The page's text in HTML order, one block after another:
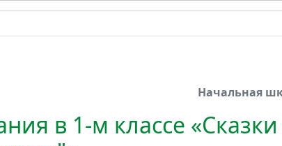
Начальная
в 1-м классе